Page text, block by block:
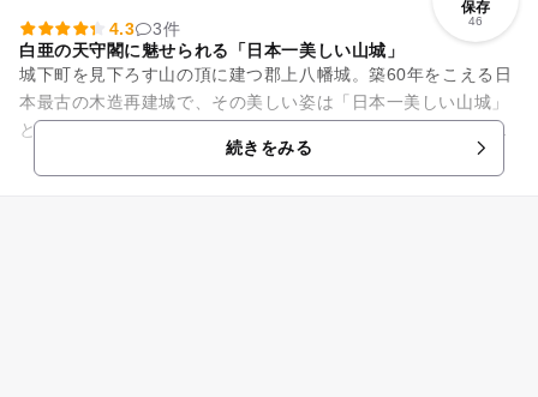
保存
46
4.3
3件
白亜の天守閣に魅せられる「日本一美しい山城」
城下町を見下ろす山の頂に建つ郡上八幡城。築60年をこえる日
本最古の木造再建城で、その美しい姿は「日本一美しい山城」
と言われたほどです。白亜の天守閣からは、城下町の美しい町
並みが眺望できます。紅葉...続きをみる